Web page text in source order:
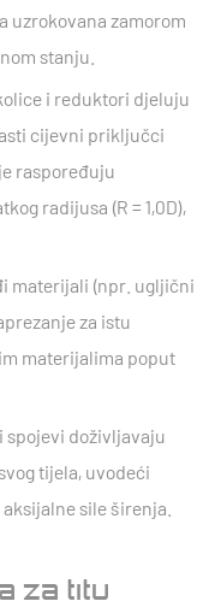
uzrokovana zamorom
stanju.
i reduktori djeluju
cijevni priključci
raspoređuju
radijusa (R = 1,0D),
materijali (npr. ugljični
za istu
materijalima poput
doživljavaju
tijela, uvodeći
sile širenja.
zaštitu